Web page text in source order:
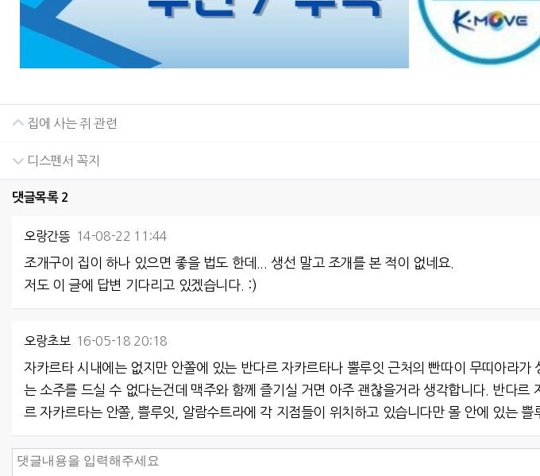
집에 사는 쥐 관련
디스펜서 꼭지
댓글목록 2
오랑간뜽 14-08-22 11:44
조개구이 집이 하나 있으면 좋을 법도 한데... 생선 말고 조개를 본 적이 없네요.
저도 이 글에 답변 기다리고 있겠습니다. :)
오랑초보 16-05-18 20:18
자카르타 시내에는 없지만 안쫄에 있는 반다르 자카르타나 뿔루잇 근처의 빤따이 무띠아라
는 소주를 드실 수 없다는건데 맥주와 함께 즐기실 거면 아주 괜찮을거라 생각합니다. 반다
르 자카르타는 안쫄, 쁠루잇, 알람수트라에 각 지점들이 위치하고 있습니다만 몰 안에 있는 쁠